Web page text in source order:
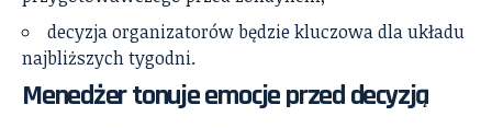
decyzja organizatorów będzie kluczowa dla układu
najbliższych tygodni.
Menedżer tonuje emocje przed decyzją